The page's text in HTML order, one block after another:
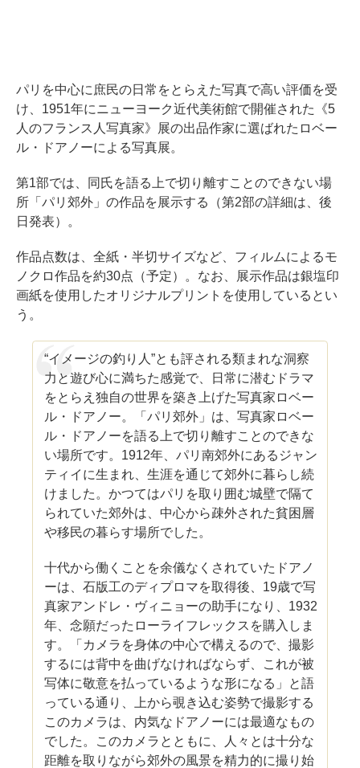
パリを中心に庶民の日常をとらえた写真で高い評価を受
け、1951年にニューヨーク近代美術館で開催された《5
人のフランス人写真家》展の出品作家に選ばれたロベー
ル・ドアノーによる写真展。
第1部では、同氏を語る上で切り離すことのできない場
所「パリ郊外」の作品を展示する（第2部の詳細は、後
日発表）。
作品点数は、全紙・半切サイズなど、フィルムによるモ
ノクロ作品を約30点（予定）。なお、展示作品は銀塩印
画紙を使用したオリジナルプリントを使用しているとい
う。
“イメージの釣り人”とも評される類まれな洞察
力と遊び心に満ちた感覚で、日常に潜むドラマ
をとらえ独自の世界を築き上げた写真家ロベー
ル・ドアノー。「パリ郊外」は、写真家ロベー
ル・ドアノーを語る上で切り離すことのできな
い場所です。1912年、パリ南郊外にあるジャン
ティイに生まれ、生涯を通じて郊外に暮らし続
けました。かつてはパリを取り囲む城壁で隔て
られていた郊外は、中心から疎外された貧困層
や移民の暮らす場所でした。
十代から働くことを余儀なくされていたドアノ
ーは、石版工のディプロマを取得後、19歳で写
真家アンドレ・ヴィニョーの助手になり、1932
年、念願だったローライフレックスを購入しま
す。「カメラを身体の中心で構えるので、撮影
するには背中を曲げなければならず、これが被
写体に敬意を払っているような形になる」と語
っている通り、上から覗き込む姿勢で撮影する
このカメラは、内気なドアノーには最適なもの
でした。このカメラとともに、人々とは十分な
距離を取りながら郊外の風景を精力的に撮り始